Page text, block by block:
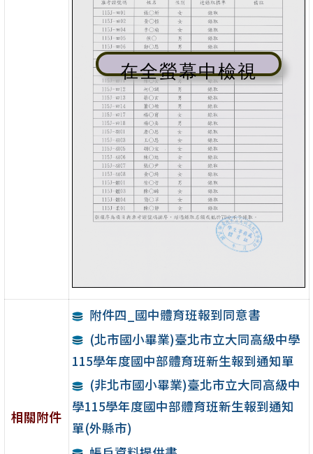
在全螢幕中檢視
相關附件
附件四_國中體育班報到同意書
(北市國小畢業)臺北市立大同高級中學
115學年度國中部體育班新生報到通知單
(非北市國小畢業)臺北市立大同高級中
學115學年度國中部體育班新生報到通知
單(外縣市)